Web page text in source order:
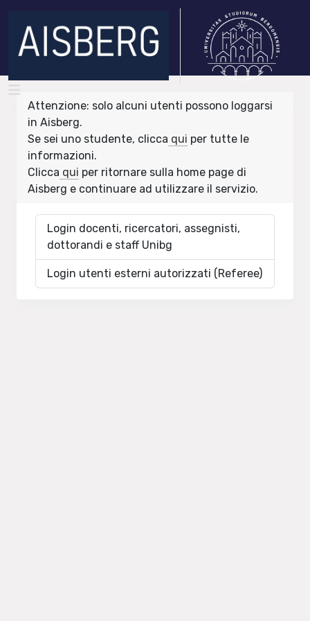
Attenzione: solo alcuni utenti possono loggarsi
in Aisberg.
Se sei uno studente, clicca qui per tutte le
informazioni.
Clicca qui per ritornare sulla home page di
Aisberg e continuare ad utilizzare il servizio.
Login docenti, ricercatori, assegnisti,
dottorandi e staff Unibg
Login utenti esterni autorizzati (Referee)